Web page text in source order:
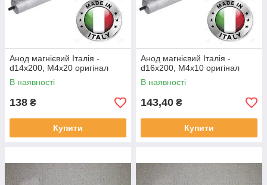
Анод магнієвий Італія -
d14x200, M4x20 оригінал
В наявності
138 ₴
Купити
Анод магнієвий Італія -
d16x200, M4x10 оригінал
В наявності
143,40 ₴
Купити